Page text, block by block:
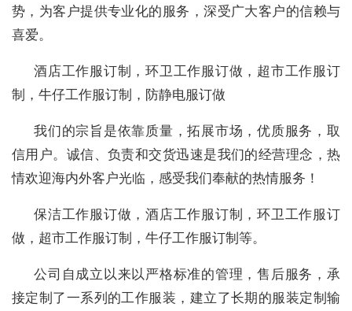
势，为客户提供专业化的服务，深受广大客户的信赖与
喜爱。
酒店工作服订制，环卫工作服订做，超市工作服订
制，牛仔工作服订制，防静电服订做
我们的宗旨是依靠质量，拓展市场，优质服务，取
信用户。诚信、负责和交货迅速是我们的经营理念，热
情欢迎海内外客户光临，感受我们奉献的热情服务！
保洁工作服订做，酒店工作服订制，环卫工作服订
做，超市工作服订制，牛仔工作服订制等。
公司自成立以来以严格标准的管理，售后服务，承
接定制了一系列的工作服装，建立了长期的服装定制输